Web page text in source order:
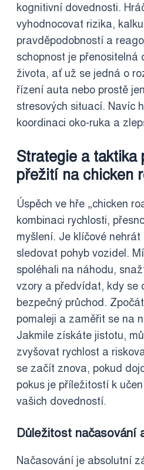
kognitivní dovednosti.
vyhodnocovat rizika,
pravděpodobností a
schopnost je přenositelná
života, ať už se jedná o
řízení auta nebo prostě
stresových situací. Navíc
koordinaci oko-ruka a
Strategie a taktika
přežití na chicken
Úspěch ve hře „chicken
kombinaci rychlosti,
myšlení. Je klíčové
sledovat pohyb vozidel.
spoléhali na náhodu,
vzory a předvídat, kdy se
bezpečný průchod.
pomaleji a zaměřit se na
Jakmile získáte jistotu,
zvyšovat rychlost a
se začít znova, pokud
pokus je příležitostí k
vašich dovedností.
Důležitost načasování
Načasování je absolutní